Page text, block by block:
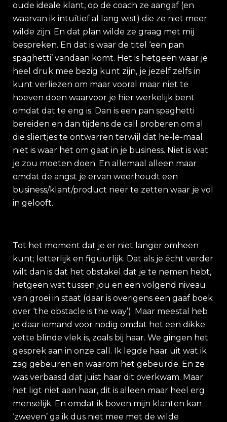
oude ideale klant, op de coach ze aangaf (en
waarvan ik intuïtief al lang wist) die ze niet meer
wilde zijn. En dat plan wilde ze graag met mij
bespreken. En dat is waar de titel ‘een pan
spaghetti’ vandaan komt. Het is hetgeen waar je
heel druk mee bezig kunt zijn, je jezelf zelfs in
kunt verliezen om maar vooral maar niet te
hoeven doen waarvoor je hier werkelijk bent
omdat dat te eng is. Dan is een pan spaghetti
bereiden en dan tijdens de call proberen om al
die sliertjes te ontwarren terwijl dat he-le-maal
niet is waar het om gaat in je business. Niet is wat
je zou moeten doen. En allemaal alleen maar
omdat de angst je ervan weerhoudt een
business/klant/product neer te zetten waar je vol
in gelooft.
Tot het moment dat je er niet langer omheen
kunt; letterlijk en figuurlijk. Dat als je écht verder
wilt dan is dat het obstakel dat je te nemen hebt,
hetgeen wat tussen jou en een volgend niveau
van groei in staat (daar is overigens een gaaf boek
over ‘the obstacle is the way’). Maar meestal heb
je daar iemand voor nodig omdat het een dikke
vette blinde vlek is, zoals bij haar. We gingen het
gesprek aan in onze call. Ik legde haar uit wat ik
zag gebeuren en waarom het gebeurde. En ze
was verbaasd dat juist haar dit overkwam. Maar
het ligt niet aan haar, dit is alleen maar heel erg
menselijk. En omdat ik boven mijn klanten kan
‘zweven’ ga ik dus niet mee met de wilde